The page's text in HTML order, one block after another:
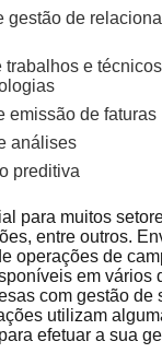
gestão de
trabalhos e
emissão de faturas
análises
preditiva
para muitos
entre outros.
operações de
em vários
com gestão de
utilizam
efetuar a sua